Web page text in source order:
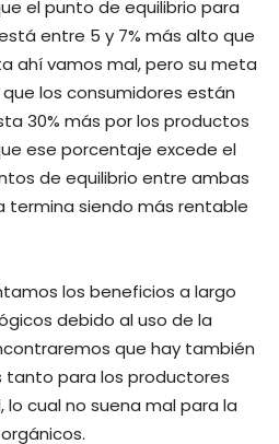
el punto de equilibrio para
entre 5 y 7% más alto que
ahí vamos mal, pero su meta
los consumidores están
30% más por los productos
ese porcentaje excede el
de equilibrio entre ambas
termina siendo más rentable
los beneficios a largo
debido al uso de la
que hay también
para los productores
cual no suena mal para la